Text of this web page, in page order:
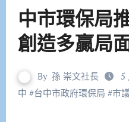
中市環保局
創造多贏局
By 孫 崇文社長 5
中 #台中市政府環保局 #市